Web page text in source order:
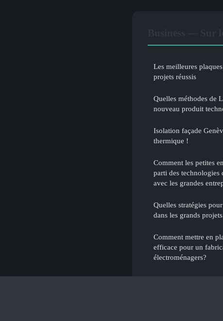
Les meilleures
projets réussis
Quelles méthodes de
nouveau produit
Isolation façade
thermique !
Comment les petites
parti des
avec les grandes
Quelles stratégies
dans les grands
Comment mettre en
efficace pour un
électroménagers?